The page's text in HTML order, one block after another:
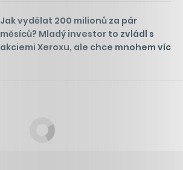
Jak vydělat 200 milionů za pár
měsíců? Mladý investor to zvládl s
akciemi Xeroxu, ale chce mnohem víc